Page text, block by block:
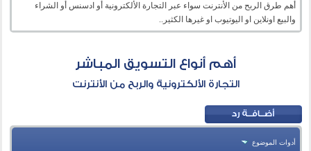
أهم طرق الربح من الأنترنت سواء عبر التجارة الألكترونية أو ادسنس أو الشراء
والبيع اونلاين او اليوتيوب او غيرها الكثير..
أهم أنواع التسويق المباشر
التجارة الألكترونية والربح من الأنترنت
أدوات الموضوع